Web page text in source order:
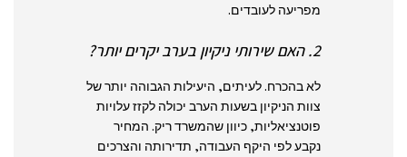
מפריעה לעובדים.
2. האם שירותי ניקיון בערב יקרים יותר?
לא בהכרח. לעיתים, היעילות הגבוהה יותר של
צוות הניקיון בשעות הערב יכולה לקזז עלויות
פוטנציאליות, כיוון שהמשרד ריק. המחיר
נקבע לפי היקף העבודה, תדירותה והצרכים